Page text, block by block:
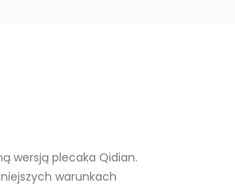
wersją plecaka Qidian.
warunkach